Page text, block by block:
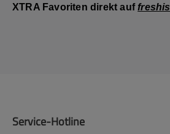
XTRA Favoriten direkt auf
Service-Hotline